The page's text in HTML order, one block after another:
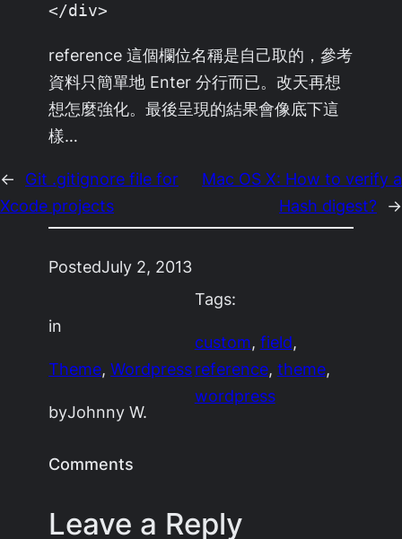
</div>
reference 這個欄位名稱是自己取的，參考
資料只簡單地 Enter 分行而已。改天再想
想怎麼強化。最後呈現的結果會像底下這
樣…
←
Git .gitignore file for
Xcode projects
Mac OS X: How to verify a
Hash digest? →
PostedJuly 2, 2013
in
Theme, Wordpress
byJohnny W.
Tags:
custom, field
reference, theme
wordpress
Comments
Leave a Reply